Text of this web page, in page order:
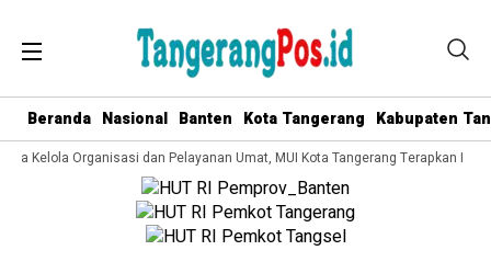
Beranda Nasional Banten Kota Tangerang Kabupaten
Kelola Organisasi dan Pelayanan Umat, MUI Kota Tangerang Terapkan ISO